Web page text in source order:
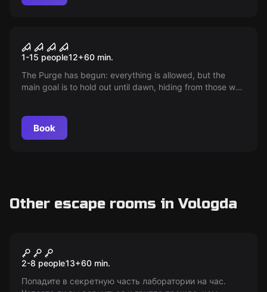
Popular
The Purge Night
1-15 people12+60 min.
The Purge has begun: everything is allowed, but the
main goal is to hold out until dawn, hiding from those who
Book
Other escape rooms in Vologda
Лаборатория
2-8 people13+60 min.
Попадите в секретную часть лаборатории на час.